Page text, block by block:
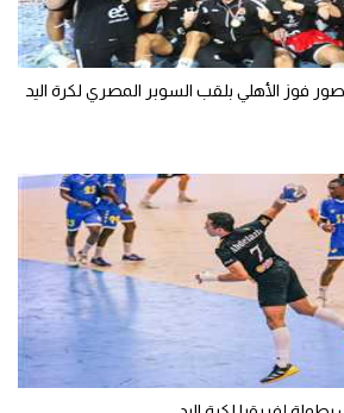
فوز الأهلي بلقب السوبر المصري لكرة اليد